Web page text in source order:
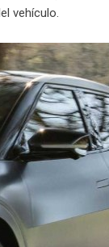
vehículo.